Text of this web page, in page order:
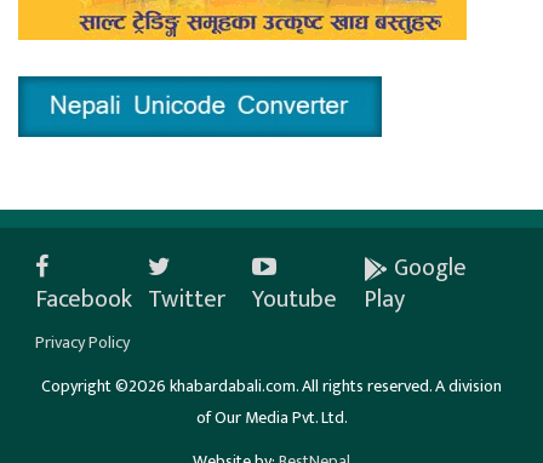
Facebook Twitter Youtube
Google
Play
Privacy Policy
Copyright ©2026 khabardabali.com. All rights reserved. A division
of Our Media Pvt. Ltd.